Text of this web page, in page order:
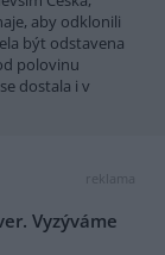
aby odklonili
být odstavena
polovinu
dostala i v
reklama
Vyzýváme